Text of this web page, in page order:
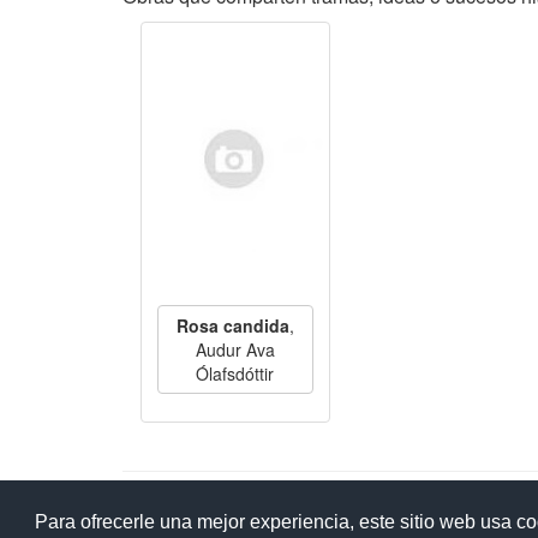
Para ofrecerle una mejor experiencia, este sitio web usa
Rosa candida,
Audur Ava
Ólafsdóttir